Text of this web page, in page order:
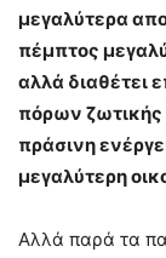
μεγαλύτερα
πέμπτος
αλλά διαθέτει
πόρων ζωτικής
πράσινη
μεγαλύτερη
Αλλά παρά τα